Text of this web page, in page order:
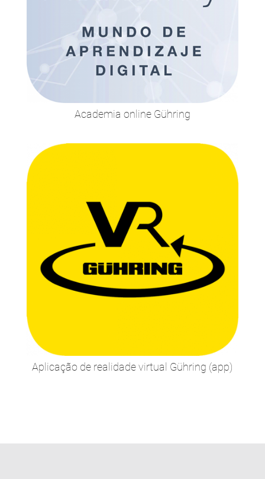
Academia online Gühring
Aplicação de realidade virtual Gühring (app)